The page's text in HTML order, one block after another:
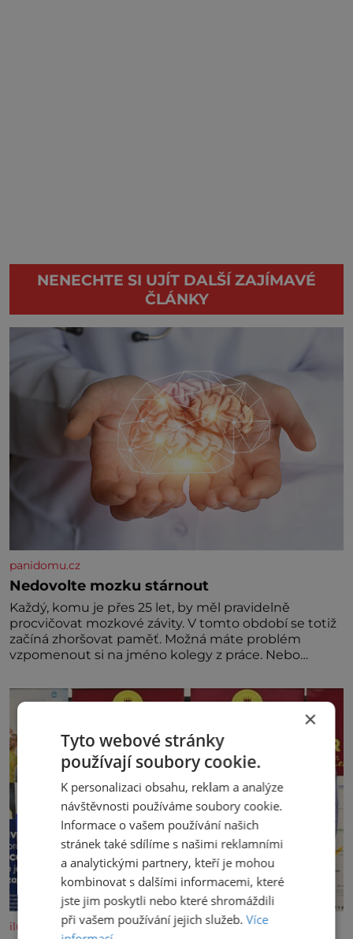
NENECHTE SI UJÍT DALŠÍ ZAJÍMAVÉ
ČLÁNKY
panidomu.cz
Nedovolte mozku stárnout
Každý, komu je přes 25 let, by měl pravidelně
procvičovat mozkové závity. V tomto období se totiž
začíná zhoršovat paměť. Možná máte problém
vzpomenout si na jméno kolegy z práce. Nebo
nedávno přečetli. Je to opravdu tak, s věkem jako
kdyby se paměť rozhodla stávkovat. Cvičte
iluxus.cz
×
Tyto webové stránky
používají soubory cookie.
K personalizaci obsahu, reklam a analýze
návštěvnosti používáme soubory cookie.
Informace o vašem používání našich
stránek také sdílíme s našimi reklamními
a analytickými partnery, kteří je mohou
kombinovat s dalšími informacemi, které
jste jim poskytli nebo které shromáždili
při vašem používání jejich služeb.Více